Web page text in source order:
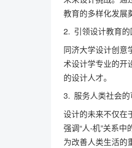
教育的多样化发展
2. 引领设计教育
同济大学设计创意
术设计学专业的开
的设计人才。
3. 服务人类社会
设计的未来不仅在
强调“人-机”关系
为改善人类生活的